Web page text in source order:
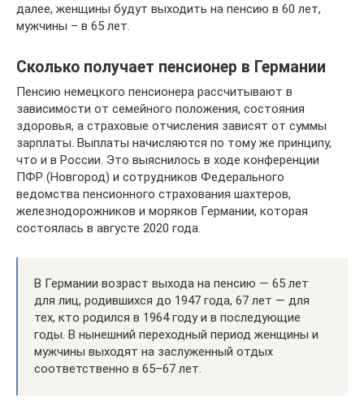
далее, женщины будут выходить на пенсию в 60 лет,
мужчины – в 65 лет.
Сколько получает пенсионер в Германии
Пенсию немецкого пенсионера рассчитывают в
зависимости от семейного положения, состояния
здоровья, а страховые отчисления зависят от суммы
зарплаты. Выплаты начисляются по тому же принципу,
что и в России. Это выяснилось в ходе конференции
ПФР (Новгород) и сотрудников Федерального
ведомства пенсионного страхования шахтеров,
железнодорожников и моряков Германии, которая
состоялась в августе 2020 года.
В Германии возраст выхода на пенсию — 65 лет
для лиц, родившихся до 1947 года, 67 лет — для
тех, кто родился в 1964 году и в последующие
годы. В нынешний переходный период женщины и
мужчины выходят на заслуженный отдых
соответственно в 65–67 лет.